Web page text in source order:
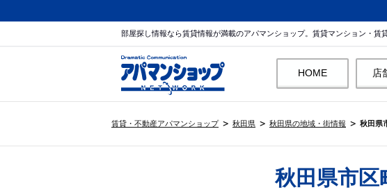
部屋探し情報なら賃貸情報が満載のアパマンショップ。賃貸マンション・賃
HOME 店
賃貸・不動産アパマンショップ 秋田県 秋田県の地域・街情報 秋田県
秋田県市区